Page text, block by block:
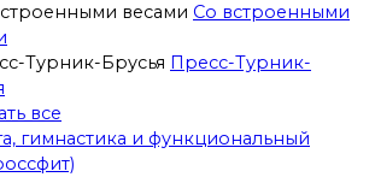
Со встроенными
Пресс-Турник-
все
гимнастика и функциональный